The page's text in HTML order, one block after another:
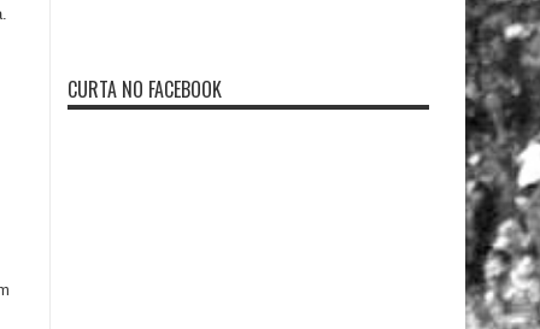
CURTA NO FACEBOOK